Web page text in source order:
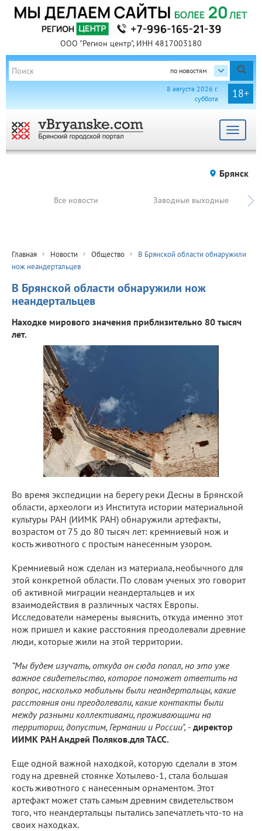
ООО "Регион центр", ИНН 4817003180
по новостям
18+
8 августа 2026 г.
суббота
Toggle
Брянск
Все новости Заводные выходные
Главная Новости Общество
В Брянской области обнаружили
нож неандертальцев
В Брянской области обнаружили нож
неандертальцев
Находке мирового значения приблизительно 80 тысяч
лет.
Во время экспедиции на берегу реки Десны в Брянской
области, археологи из Института истории материальной
культуры РАН (ИИМК РАН) обнаружили артефакты,
возрастом от 75 до 80 тысяч лет: кремниевый нож и
кость животного с простым нанесенным узором.
Кремниевый нож сделан из материала,необычного для
этой конкретной области. По словам ученых это говорит
об активной миграции неандертальцев и их
взаимодействия в различных частях Европы.
Исследователи намерены выяснить, откуда именно этот
нож пришел и какие расстояния преодолевали древние
люди, которые жили на этой территории.
“Мы будем изучать, откуда он сюда попал, но это уже
важное свидетельство, которое поможет ответить на
вопрос, насколько мобильны были неандертальцы, какие
расстояния они преодолевали, какие контакты были
между разными коллективами, проживающими на
территории, допустим, Германии и России", - директор
ИИМК РАН Андрей Поляков.для ТАСС.
Еще одной важной находкой, которую сделали в этом
году на древней стоянке Хотылево-1, стала большая
кость животного с нанесенным орнаментом. Этот
артефакт может стать самым древним свидетельством
того, что неандертальцы пытались запечатлеть что-то на
своих находках.